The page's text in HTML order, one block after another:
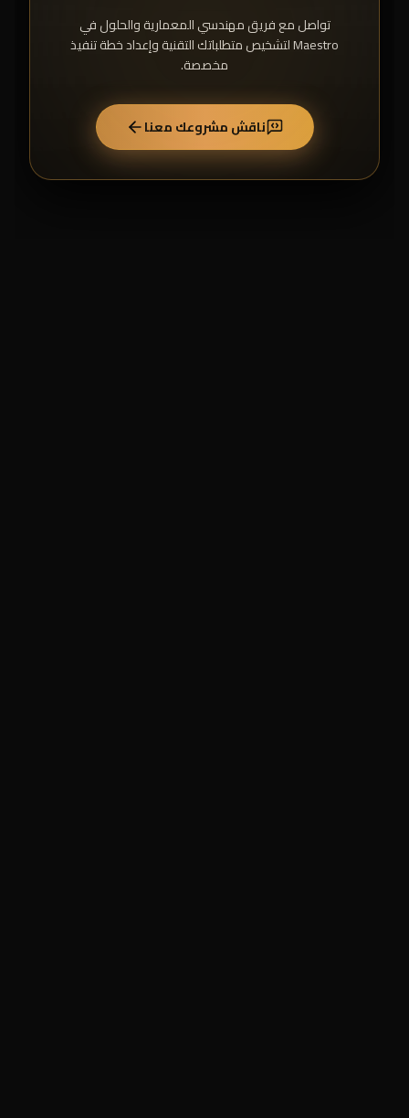
تواصل مع فريق مهندسي المعمارية والحلول في
Maestro لتشخيص متطلباتك التقنية وإعداد خطة تنفيذ
مخصصة.
ناقش مشروعك معنا